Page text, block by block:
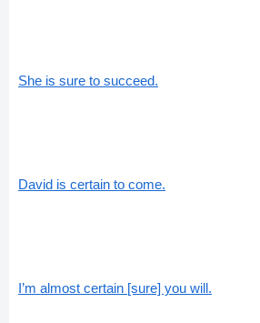
She is sure to succeed.
David is certain to come.
I’m almost certain [sure] you will.